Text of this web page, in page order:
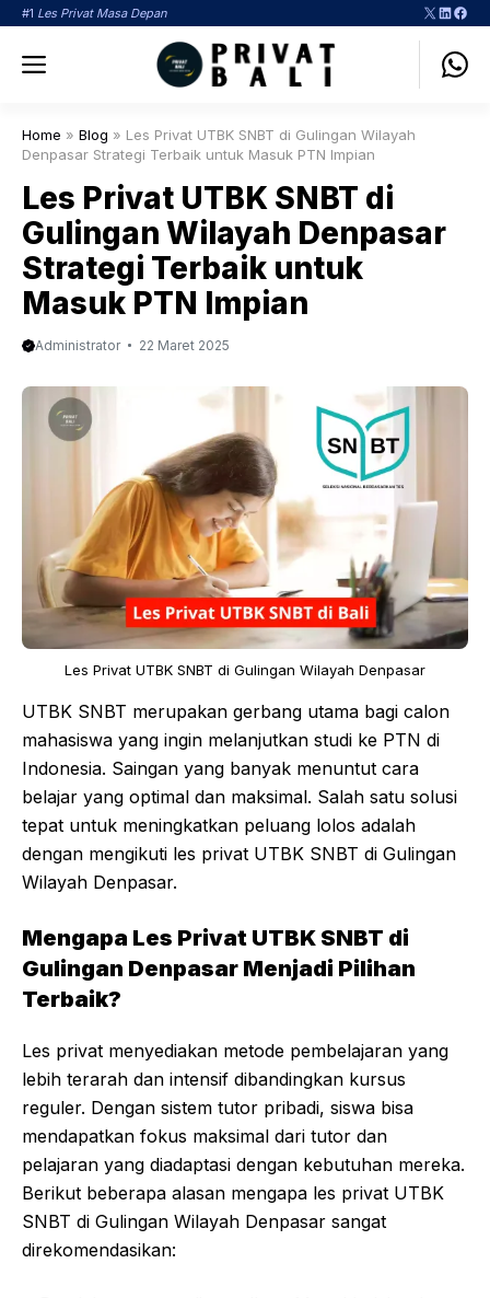
Langsung
#1 Les Privat Masa Depan X
Menu
Home » Blog » Les Privat UTBK SNBT di Gulingan Wilayah
Denpasar Strategi Terbaik untuk Masuk PTN Impian
Les Privat UTBK SNBT di
Gulingan Wilayah Denpasar
Strategi Terbaik untuk
Masuk PTN Impian
Administrator 22 Maret 2025
Les Privat UTBK SNBT di Gulingan Wilayah Denpasar
UTBK SNBT merupakan gerbang utama bagi calon
mahasiswa yang ingin melanjutkan studi ke PTN di
Indonesia. Saingan yang banyak menuntut cara
belajar yang optimal dan maksimal. Salah satu solusi
tepat untuk meningkatkan peluang lolos adalah
dengan mengikuti les privat UTBK SNBT di Gulingan
Wilayah Denpasar.
Mengapa Les Privat UTBK SNBT di
Gulingan Denpasar Menjadi Pilihan
Terbaik?
Les privat menyediakan metode pembelajaran yang
lebih terarah dan intensif dibandingkan kursus
reguler. Dengan sistem tutor pribadi, siswa bisa
mendapatkan fokus maksimal dari tutor dan
pelajaran yang diadaptasi dengan kebutuhan mereka.
Berikut beberapa alasan mengapa les privat UTBK
SNBT di Gulingan Wilayah Denpasar sangat
direkomendasikan: